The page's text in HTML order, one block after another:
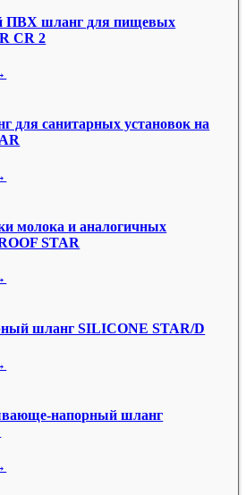
ПВХ шланг для пищевых
CR 2
для санитарных установок на
молока и аналогичных
STAR
шланг SILICONE STAR/D
напорный шланг